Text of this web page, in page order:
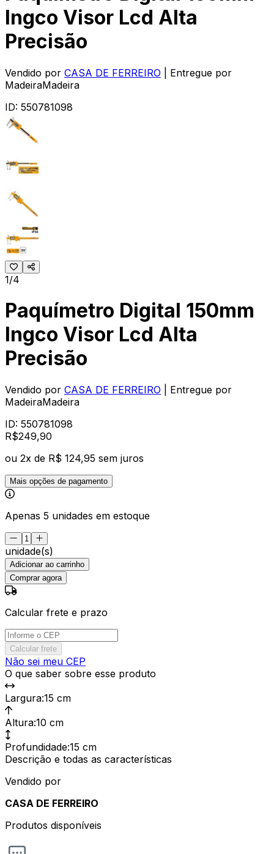
Ingco Visor Lcd Alta
Precisão
Vendido por CASA DE FERREIRO
| Entregue por
MadeiraMadeira
ID: 550781098
1/4
Paquímetro Digital 150mm
Ingco Visor Lcd Alta
Precisão
Vendido por CASA DE FERREIRO
| Entregue por
MadeiraMadeira
ID: 550781098
R$249,90
ou 2x de R$ 124,95 sem juros
Mais opções de pagamento
Apenas 5 unidades em estoque
unidade(s)
Adicionar ao carrinho
Comprar agora
Calcular frete e prazo
Calcular frete
Não sei meu CEP
O que saber sobre esse produto
Largura:15 cm
Altura:10 cm
Profundidade:15 cm
Descrição e todas as características
Vendido por
CASA DE FERREIRO
Produtos disponíveis